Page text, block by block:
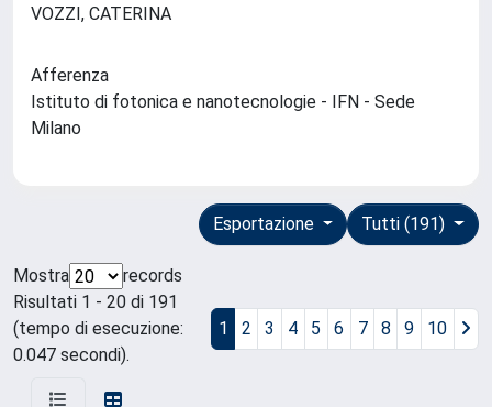
VOZZI, CATERINA
Afferenza
Istituto di fotonica e nanotecnologie - IFN - Sede
Milano
Tutti (191)
Esportazione
Mostra
records
Risultati 1 - 20 di 191
(tempo di esecuzione:
0.047 secondi).
1 2 3 4 5 6 7 8 9 10